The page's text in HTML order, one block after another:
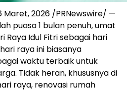
Maret, 2026 /PRNewswire/ —
puasa 1 bulan penuh, umat
Raya Idul Fitri sebagai hari
raya ini biasanya
waktu terbaik untuk
Tidak heran, khususnya di
raya, renovasi rumah